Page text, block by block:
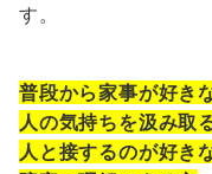
す。
普段から家事が好き
人の気持ちを汲み取
人と接するのが好き